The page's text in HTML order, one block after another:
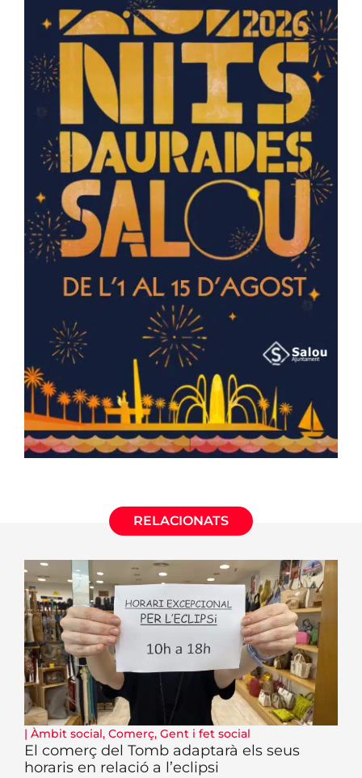
RELACIONATS
| Àmbit social, Comerç, Gent i fet social
El comerç del Tomb adaptarà els seus
horaris en relació a l’eclipsi